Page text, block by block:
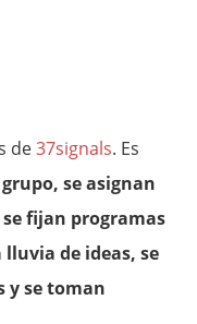
de37signals. Es
se asignan
fijan programas
de ideas, se
y se toman